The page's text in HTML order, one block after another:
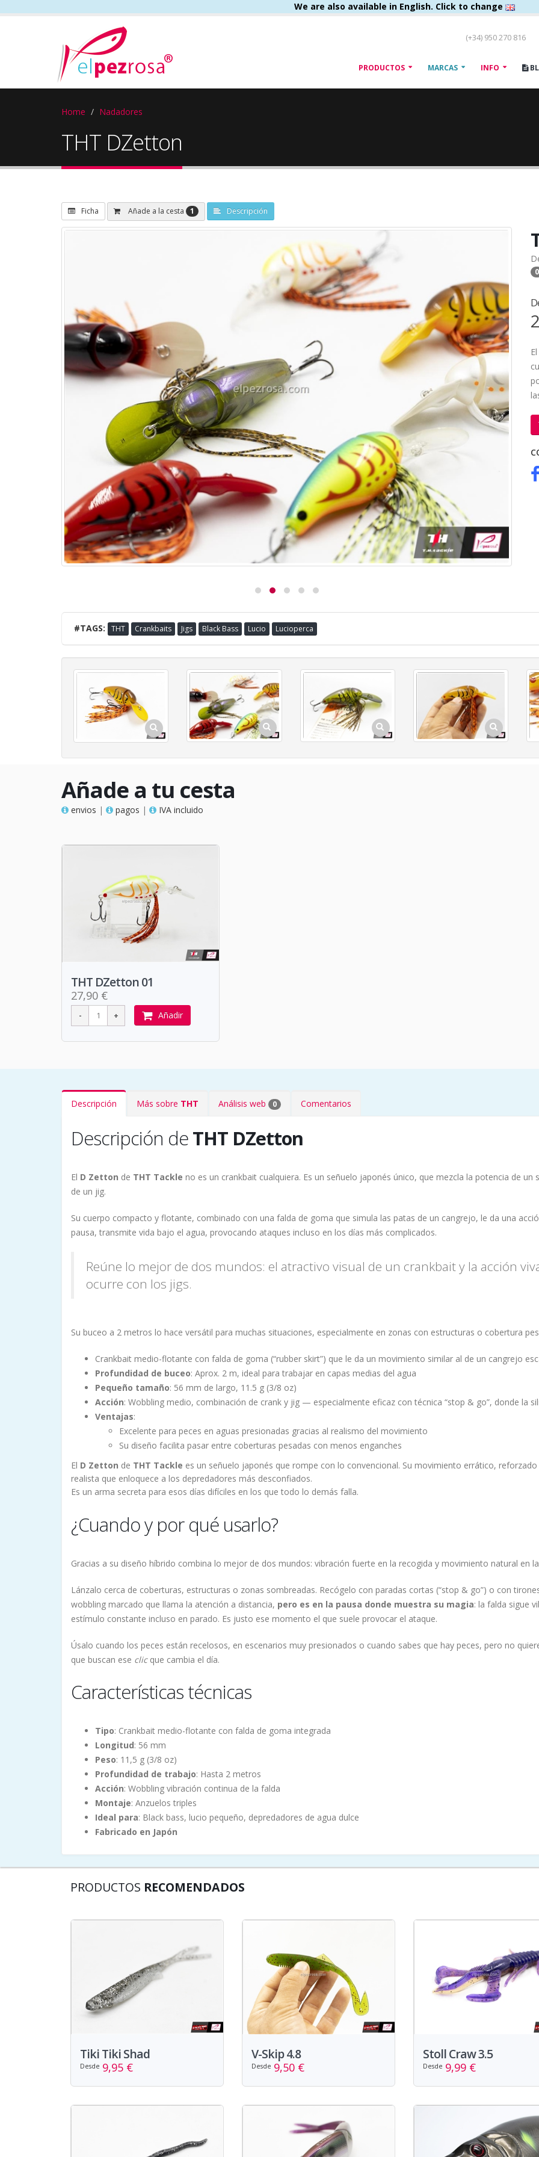
We are also available in English. Click to change
(+34) 950 270 816
PRODUCTOS MARCAS INFO
Home Nadadores
THT DZetton
Ficha Añade a la cesta 1 Descripción
0
#TAGS: THT Crankbaits Jigs Black Bass Lucio Lucioperca
Añade a tu cesta
envios | pagos | IVA incluido
THT DZetton 01
27,90 €
Añadir
Descripción Más sobre THT Análisis web 0 Comentarios
Descripción deTHT DZetton
El D Zetton de THT Tackle no es un crankbait cualquiera. Es un señuelo japonés único, que mezcla la potencia de
de un jig.
Su cuerpo compacto y flotante, combinado con una falda de goma que simula las patas de un cangrejo, le da una
pausa, transmite vida bajo el agua, provocando ataques incluso en los días más complicados.
Reúne lo mejor de dos mundos: el atractivo visual de un crankbait y la acción
ocurre con los jigs.
Su buceo a 2 metros lo hace versátil para muchas situaciones, especialmente en zonas con estructuras o cobertura
Crankbait medio-flotante con falda de goma (“rubber skirt”) que le da un movimiento similar al de un cangrejo
Profundidad de buceo: Aprox. 2 m, ideal para trabajar en capas medias del agua
Pequeño tamaño: 56 mm de largo, 11.5 g (3/8 oz)
Acción: Wobbling medio, combinación de crank y jig — especialmente eficaz con técnica “stop & go”, donde la
Ventajas:
Excelente para peces en aguas presionadas gracias al realismo del movimiento
Su diseño facilita pasar entre coberturas pesadas con menos enganches
El D Zetton de THT Tackle es un señuelo japonés que rompe con lo convencional. Su movimiento errático,
realista que enloquece a los depredadores más desconfiados.
Es un arma secreta para esos días difíciles en los que todo lo demás falla.
¿Cuando y por qué usarlo?
Gracias a su diseño híbrido combina lo mejor de dos mundos: vibración fuerte en la recogida y movimiento natural en
Lánzalo cerca de coberturas, estructuras o zonas sombreadas. Recógelo con paradas cortas (“stop & go”) o con
wobbling marcado que llama la atención a distancia, pero es en la pausa donde muestra su magia: la falda sigue
estímulo constante incluso en parado. Es justo ese momento el que suele provocar el ataque.
Úsalo cuando los peces están recelosos, en escenarios muy presionados o cuando sabes que hay peces, pero no
que buscan ese clicque cambia el día.
Características técnicas
Tipo: Crankbait medio-flotante con falda de goma integrada
Longitud: 56 mm
Peso: 11,5 g (3/8 oz)
Profundidad de trabajo: Hasta 2 metros
Acción: Wobbling vibración continua de la falda
Montaje: Anzuelos triples
Ideal para: Black bass, lucio pequeño, depredadores de agua dulce
Fabricado en Japón
PRODUCTOS RECOMENDADOS
Tiki Tiki Shad
Desde 9,95 €
V-Skip 4.8
Desde 9,50 €
Stoll Craw 3.5
Desde 9,99 €